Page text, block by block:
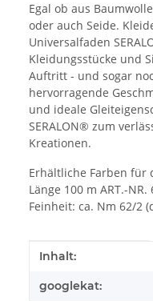
Egal ob aus
oder auch Seide.
Universalfaden
Kleidungsstücke und
Auftritt - und sogar
hervorragende
und ideale
SERALON® zum
Kreationen.
Erhältliche Farben für
Länge 100 m ART.-NR.
Feinheit: ca. Nm 62/2
Produkteigenschaft
Wert
Inhalt:
googlekat: